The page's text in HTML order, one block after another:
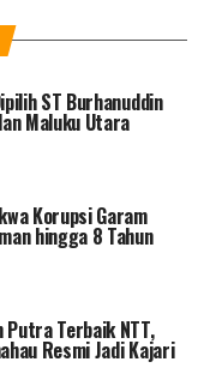
ST Burhanuddin
Maluku Utara
Korupsi Garam
hingga 8 Tahun
Putra Terbaik NTT,
Resmi Jadi Kajari